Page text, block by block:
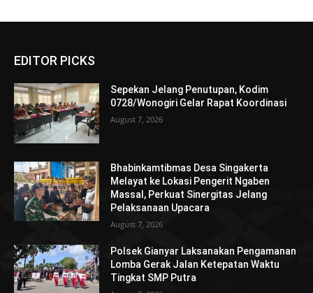
EDITOR PICKS
Sepekan Jelang Penutupan, Kodim
0728/Wonogiri Gelar Rapat Koordinasi
August 7, 2026
Bhabinkamtibmas Desa Singakerta
Melayat ke Lokasi Pengerit Ngaben
Massal, Perkuat Sinergitas Jelang
Pelaksanaan Upacara
August 7, 2026
Polsek Gianyar Laksanakan Pengamanan
Lomba Gerak Jalan Ketepatan Waktu
Tingkat SMP Putra